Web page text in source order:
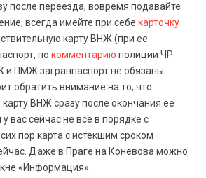
после переезда, вовремя подавайте
всегда имейте при себе карточку
карту ВНЖ (при ее
по комментарию полиции ЧР
и ПМЖ загранпаспорт не обязаны
обратить внимание на то, что
ВНЖ сразу после окончания ее
вас сейчас не все в порядке с
пор карта с истекшим сроком
Даже в Праге на Коневова можно
«Информация».